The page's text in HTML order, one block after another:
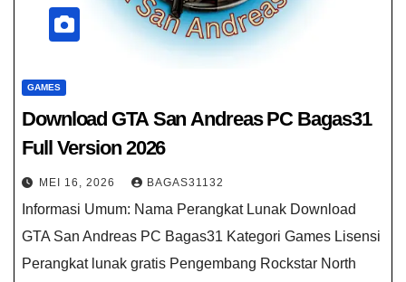
GAMES
Download GTA San Andreas PC Bagas31​
Full Version 2026
MEI 16, 2026 BAGAS31132
Informasi Umum: Nama Perangkat Lunak Download
GTA San Andreas PC Bagas31 Kategori Games Lisensi
Perangkat lunak gratis Pengembang Rockstar North